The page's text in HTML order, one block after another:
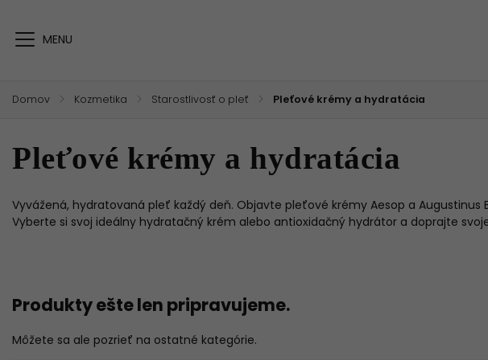
Domov / Kozmetika / Starostlivosť o pleť / Pleťové krémy a hydratácia
Pleťové krémy a hydratácia
Vyvážená, hydratovaná pleť každý deň. Objavte pleťové krémy Aesop a
Vyberte si svoj ideálny hydratačný krém alebo antioxidačný hydrátor a doprajte
Produkty ešte len pripravujeme.
Môžete sa ale pozrieť na ostatné kategórie.